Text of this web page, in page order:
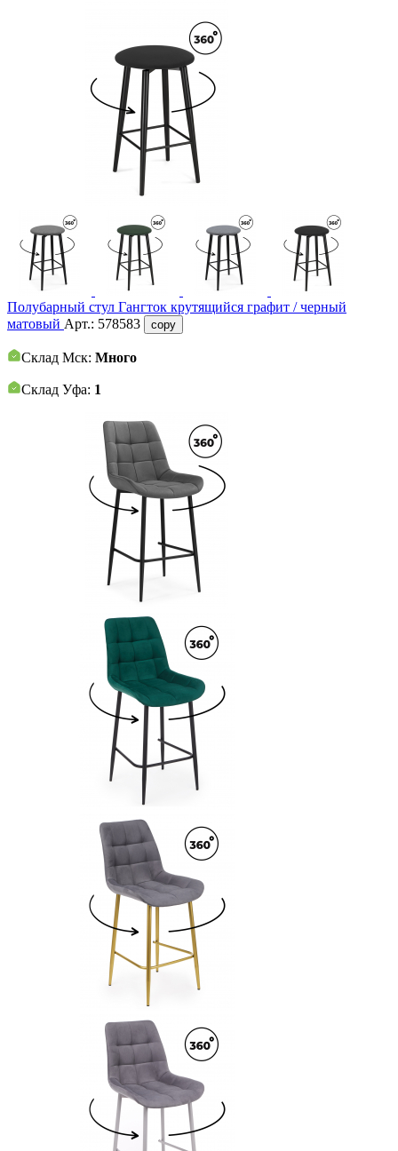
Полубарный стул Гангток крутящийся графит / черный
матовый Арт.: 578583 copy
Склад Мск: Много
Склад Уфа: 1